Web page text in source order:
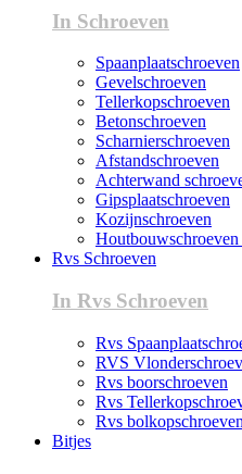
In Schroeven
Spaanplaatschroeven
Gevelschroeven
Tellerkopschroeven
Betonschroeven
Scharnierschroeven
Afstandschroeven
Achterwand
Gipsplaatschroeven
Kozijnschroeven
Rvs Schroeven
In Rvs Schroeven
Rvs
RVS
Rvs boorschroeven
Rvs
Rvs bolkopschroeven
Bitjes